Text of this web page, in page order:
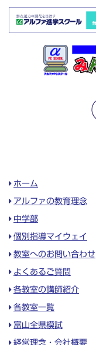
ホーム
アルファの教育理念
中学部
個別指導マイウェイ
教室へのお問い合わせ
よくあるご質問
各教室の講師紹介
各教室一覧
富山全県模試
経営理念・会社概要